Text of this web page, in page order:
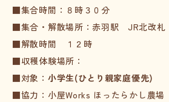
■集合時間：８時３０分
■集合・解散場所：赤羽駅 JR北改
■解散時間 １２時
■収穫体験場所：
■対象： 小学生(ひとり親家庭優先)
■協力：小屋Works ほったらかし農場